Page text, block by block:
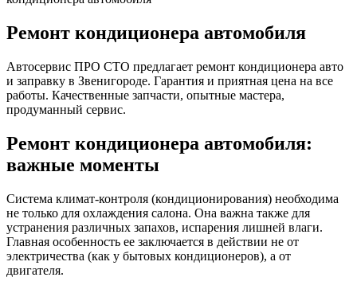
Ремонт кондиционера автомобиля
Автосервис ПРО СТО предлагает ремонт кондиционера авто
и заправку в Звенигороде. Гарантия и приятная цена на все
работы. Качественные запчасти, опытные мастера,
продуманный сервис.
Ремонт кондиционера автомобиля:
важные моменты
Система климат-контроля (кондиционирования) необходима
не только для охлаждения салона. Она важна также для
устранения различных запахов, испарения лишней влаги.
Главная особенность ее заключается в действии не от
электричества (как у бытовых кондиционеров), а от
двигателя.